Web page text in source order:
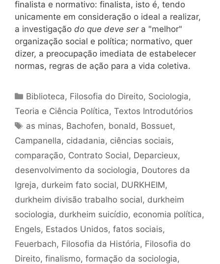
finalista e normativo: finalista, isto é, tendo
unicamente em consideração o ideal a realizar,
a investigação do que deve ser a "melhor"
organização social e política; normativo, quer
dizer, a preocupação imediata de estabelecer
normas, regras de ação para a vida coletiva.
Categorias
Biblioteca, Filosofia do Direito, Sociologia,
Teoria e Ciência Política, Textos Introdutórios
Tags
as minas, Bachofen, bonald , Bossuet,
Campanella, cidadania, ciências sociais,
comparação, Contrato Social, Deparcieux,
desenvolvimento da sociologia, Doutores da
Igreja, durkeim fato social, DURKHEIM,
durkheim divisão trabalho social, durkheim
sociologia, durkheim suicídio, economia política,
Engels, Estados Unidos, fatos sociais,
Feuerbach, Filosofia da História, Filosofia do
Direito, finalismo, formação da sociologia,